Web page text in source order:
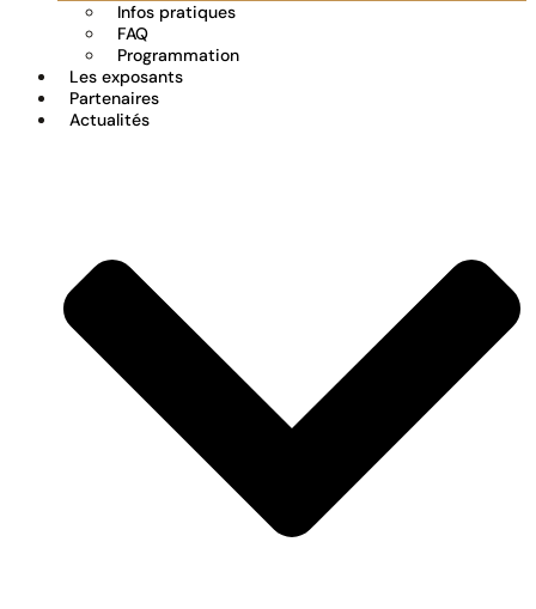
Infos pratiques
FAQ
Programmation
Les exposants
Partenaires
Actualités